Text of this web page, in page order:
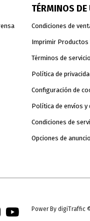
TÉRMINOS DE
Condiciones de
Imprimir Productos
Términos de servicio
Política de
Configuración de
Política de envíos y
Condiciones de
Opciones de
Power By digiTraffic